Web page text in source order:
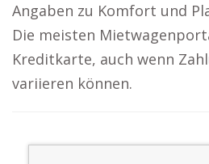
Angaben zu Komfort und
Die meisten
Kreditkarte, auch wenn
variieren können.